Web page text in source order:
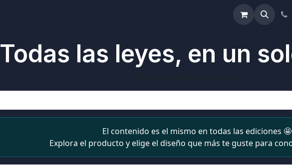
Términos y Condiciones Ayuda
Todas las leyes, en un
El contenido es el mismo en todas las ediciones 🤩
Explora el producto y elige el diseño que más te guste para